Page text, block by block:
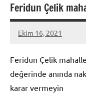
Feridun Çelik
Ekim 16, 2021
Mustafa
Feridun Çelik
değerinde anında
karar vermeyin